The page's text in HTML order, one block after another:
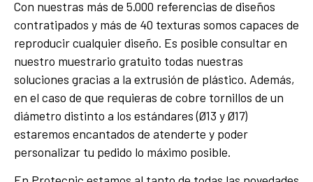
Con nuestras más de 5.000 referencias de diseños
contratipados y más de 40 texturas somos capaces de
reproducir cualquier diseño. Es posible consultar en
nuestro muestrario gratuito todas nuestras
soluciones gracias a la extrusión de plástico. Además,
en el caso de que requieras de cobre tornillos de un
diámetro distinto a los estándares (Ø13 y Ø17)
estaremos encantados de atenderte y poder
personalizar tu pedido lo máximo posible.